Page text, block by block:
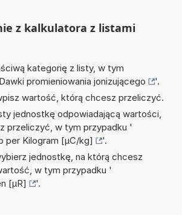
z kalkulatora z listami
kategorię z listy, w tym
Dawki promieniowania jonizującego
'.
wartość, którą chcesz przeliczyć.
jednostkę odpowiadającą wartości,
przeliczyć, w tym przypadku '
per Kilogram [µC/kg]
'.
jednostkę, na którą chcesz
w tym przypadku '
[µR]
'.